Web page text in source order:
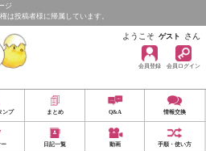
ジ
は投稿者様に帰属しています。
ようこそ ゲスト さん
会員登録 会員ログイン
ンプ まとめ Q&A 情報交換
日記一覧 動画 手順・使い方